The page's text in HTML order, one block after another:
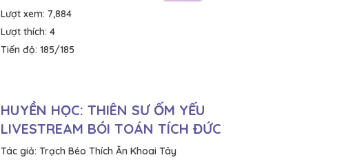
Lượt xem: 7,884
Lượt thích: 4
Tiến độ: 185/185
HUYỀN HỌC: THIÊN SƯ ỐM YẾU
LIVESTREAM BÓI TOÁN TÍCH ĐỨC
Tác giả: Trạch Béo Thích Ăn Khoai Tây